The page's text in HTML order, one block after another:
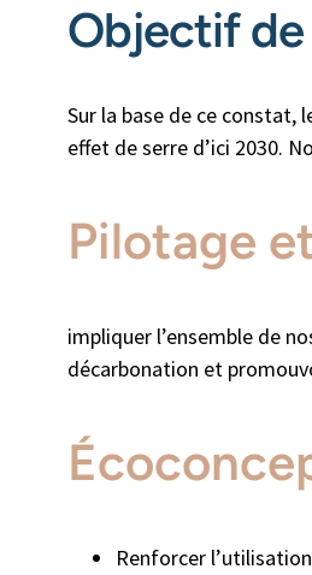
Objectif de
Sur la base de ce constat,
effet de serre d’ici 2030.
Pilotage
impliquer l’ensemble de
décarbonation et
Renforcer